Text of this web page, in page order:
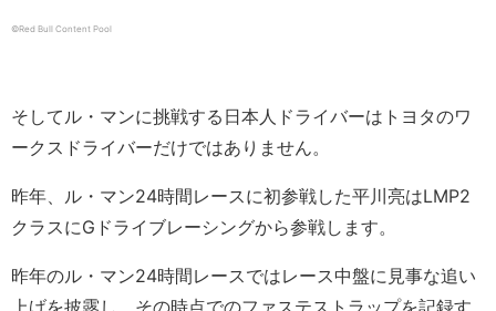
©︎Red Bull Content Pool
そしてル・マンに挑戦する日本人ドライバーはトヨタのワ
ークスドライバーだけではありません。
昨年、ル・マン24時間レースに初参戦した平川亮はLMP2
クラスにGドライブレーシングから参戦します。
昨年のル・マン24時間レースではレース中盤に見事な追い